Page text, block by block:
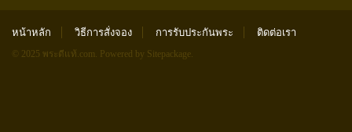
หน้าหลัก วิธีการสั่งจอง การรับประกันพระ ติดต่อเรา
© 2025 พระดีแท้.com. Powered by Sitepackage.